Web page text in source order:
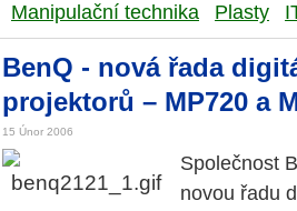
Manipulační technika
Plasty
BenQ - nová řada
projektorů – MP720 a
15 Únor 2006
Společnost
novou řadu